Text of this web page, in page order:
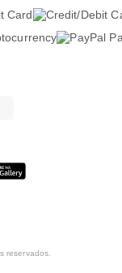
reservados.